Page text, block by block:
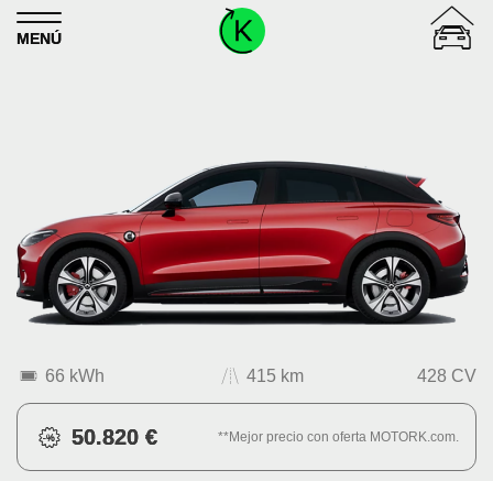
Skip to content
MENÚ
66 kWh 415 km 428 CV
50.820 € **Mejor precio con oferta MOTORK.com.